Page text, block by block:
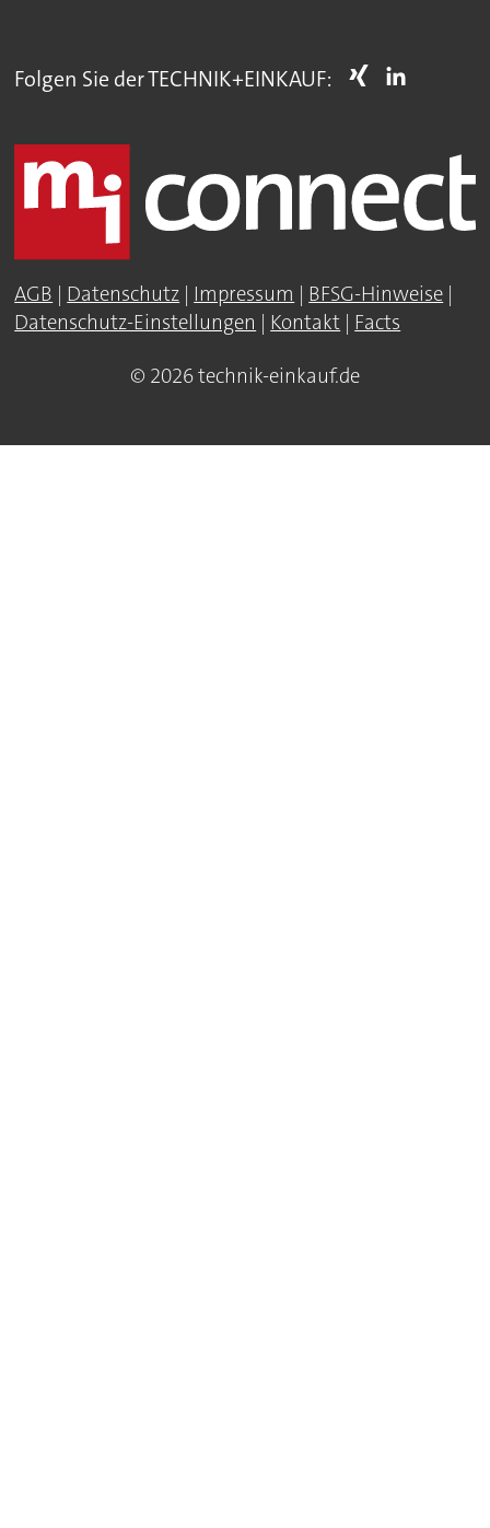
Folgen Sie der TECHNIK+EINKAUF:
AGB | Datenschutz | Impressum | BFSG-Hinweise |
Datenschutz-Einstellungen | Kontakt | Facts
© 2026 technik-einkauf.de